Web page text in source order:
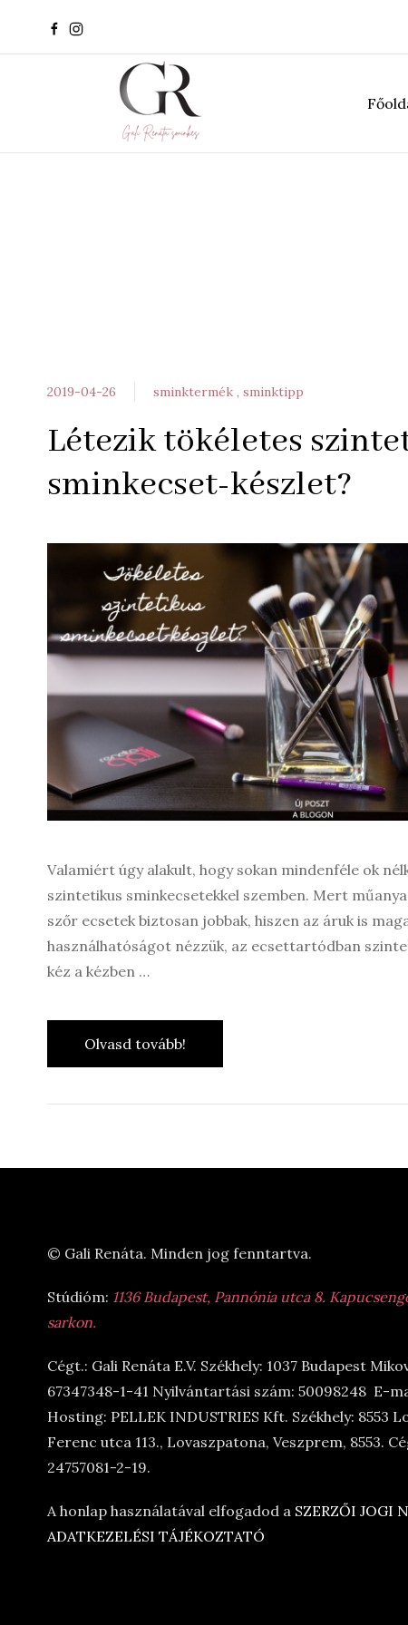
2019-04-26 sminktermék sminktipp
Létezik tökéletes
sminkecset-készlet?
Valamiért úgy alakult, hogy sokan mindenféle ok
szintetikus sminkecsetekkel szemben. Mert
szőr ecsetek biztosan jobbak, hiszen az áruk is
használhatóságot nézzük, az ecsettartódban
kéz a kézben …
Olvasd tovább!
© Gali Renáta. Minden jog fenntartva.
Stúdióm: 1136 Budapest, Pannónia utca 8.
sarkon.
Cégt.: Gali Renáta E.V. Székhely: 1037 Budapest
67347348-1-41 Nyilvántartási szám: 50098248 E-
Hosting: PELLEK INDUSTRIES Kft. Székhely: 8553
Ferenc utca 113., Lovaszpatona, Veszprem, 8553.
24757081-2-19.
A honlap használatával elfogadod a SZERZŐI JOGI
ADATKEZELÉSI TÁJÉKOZTATÓ